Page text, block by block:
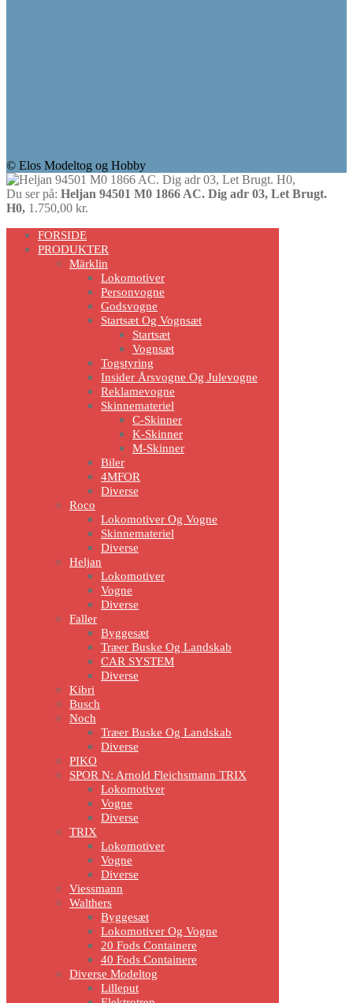
© Elos Modeltog og Hobby
Du ser på: Heljan 94501 M0 1866 AC. Dig adr 03, Let Brugt.
H0, 1.750,00 kr.
Scroll
Up
FORSIDE
PRODUKTER
Märklin
Lokomotiver
Personvogne
Godsvogne
Startsæt Og Vognsæt
Startsæt
Vognsæt
Togstyring
Insider Årsvogne Og Julevogne
Reklamevogne
Skinnemateriel
C-Skinner
K-Skinner
M-Skinner
Biler
4MFOR
Diverse
Roco
Lokomotiver Og Vogne
Skinnemateriel
Diverse
Heljan
Lokomotiver
Vogne
Diverse
Faller
Byggesæt
Træer Buske Og Landskab
CAR SYSTEM
Diverse
Kibri
Busch
Noch
Træer Buske Og Landskab
Diverse
PIKO
SPOR N: Arnold Fleichsmann TRIX
Lokomotiver
Vogne
Diverse
TRIX
Lokomotiver
Vogne
Diverse
Viessmann
Walthers
Byggesæt
Lokomotiver Og Vogne
20 Fods Containere
40 Fods Containere
Diverse Modeltog
Lilleput